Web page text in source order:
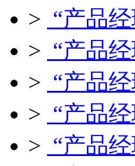
> “产品
> “产品
> “产品
> “产品
> “产品